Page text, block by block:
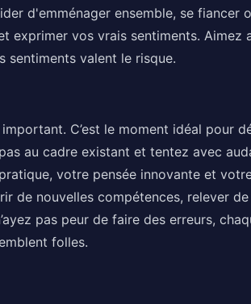
d'emménager ensemble, se fiancer
exprimer vos vrais sentiments. Aimez
sentiments valent le risque.
C’est le moment idéal pour
au cadre existant et tentez avec
votre pensée innovante et
de nouvelles compétences, relever
pas peur de faire des erreurs,
folles.